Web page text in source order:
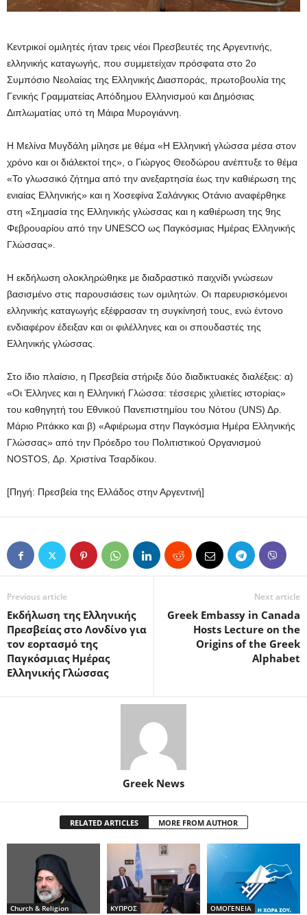
Κεντρικοί ομιλητές ήταν τρεις νέοι Πρεσβευτές της Αργεντινής,
ελληνικής καταγωγής, που συμμετείχαν πρόσφατα στo 2o
Συμπόσιο Νεολαίας της Ελληνικής Διασποράς, πρωτοβουλία της
Γενικής Γραμματείας Απόδημου Ελληνισμού και Δημόσιας
Διπλωματίας υπό τη Μάιρα Μυρογιάννη.
H Μελίνα Μυγδάλη μίλησε με θέμα «Η Ελληνική γλώσσα μέσα στον
χρόνο και οι διάλεκτοί της», ο Γιώργος Θεοδώρου ανέπτυξε το θέμα
«Το γλωσσικό ζήτημα από την ανεξαρτησία έως την καθιέρωση της
ενιαίας Ελληνικής» και η Χοσεφίνα Σαλάνγκις Οτάνιο αναφέρθηκε
στη «Σημασία της Ελληνικής γλώσσας και η καθιέρωση της 9ης
Φεβρουαρίου από την UNESCO ως Παγκόσμιας Ημέρας Ελληνικής
Γλώσσας».
Η εκδήλωση ολοκληρώθηκε με διαδραστικό παιχνίδι γνώσεων
βασισμένο στις παρουσιάσεις των ομιλητών. Οι παρευρισκόμενοι
ελληνικής καταγωγής εξέφρασαν τη συγκίνησή τους, ενώ έντονο
ενδιαφέρον έδειξαν και οι φιλέλληνες και οι σπουδαστές της
Ελληνικής γλώσσας.
Στο ίδιο πλαίσιο, η Πρεσβεία στήριξε δύο διαδικτυακές διαλέξεις: α)
«Οι Έλληνες και η Ελληνική Γλώσσα: τέσσερις χιλιετίες ιστορίας»
του καθηγητή του Εθνικού Πανεπιστημίου του Νότου (UNS) Δρ.
Μάριο Ριτάκκο και β) «Αφιέρωμα στην Παγκόσμια Ημέρα Ελληνικής
Γλώσσας» από την Πρόεδρο του Πολιτιστικού Οργανισμού
NOSTOS, Δρ. Χριστίνα Τσαρδίκου.
[Πηγή: Πρεσβεία της Ελλάδος στην Αργεντινή]
Previous article
Εκδήλωση της Ελληνικής
Πρεσβείας στο Λονδίνο για
τον εορτασμό της
Παγκόσμιας Ημέρας
Ελληνικής Γλώσσας
Next article
Greek Embassy in Canada
Hosts Lecture on the
Origins of the Greek
Alphabet
Greek News
RELATED ARTICLES MORE FROM AUTHOR
Church & Religion ΚΥΠΡΟΣ ΟΜΟΓΕΝΕΙΑ